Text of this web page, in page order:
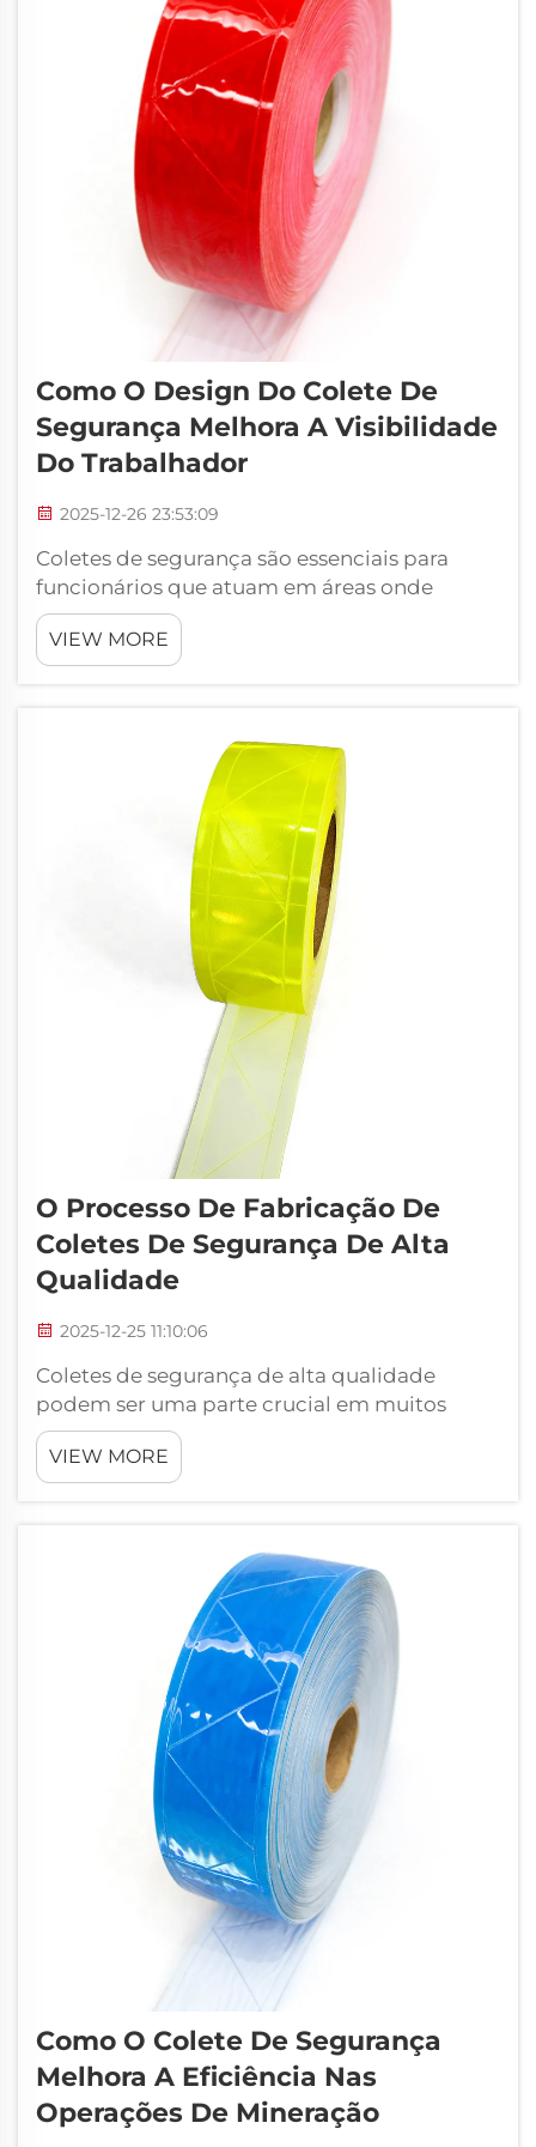
Como O Design Do Colete De
Segurança Melhora A Visibilidade
Do Trabalhador
2025-12-26 23:53:09
Coletes de segurança são essenciais para
funcionários que atuam em áreas onde
precisam ser vistos. Esses coletes são
comumente de cor brilhante, laranja ou
amarela, e ajudam a manter os trabalhadores
VIEW MORE
O Processo De Fabricação De
Coletes De Segurança De Alta
Qualidade
2025-12-25 11:10:06
Coletes de segurança de alta qualidade
podem ser uma parte crucial em muitos
empregos, especialmente na construção civil
e em outros setores onde as pessoas
trabalham próximas a veículos em
estão os melhores fornecedores atacadistas
de coletes de segurança para...
VIEW MORE
Como O Colete De Segurança
Melhora A Eficiência Nas
Operações De Mineração